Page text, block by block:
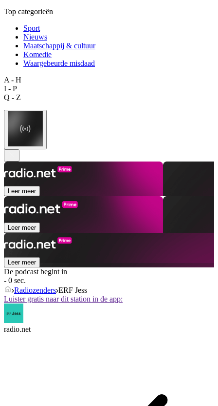
Top categorieën
Sport
Nieuws
Maatschappij & cultuur
Komedie
Waargebeurde misdaad
A - H
I - P
Q - Z
Leer meer
Leer meer
Leer meer
De podcast begint in
- 0 sec.
Radiozenders ERF Jess
Luister gratis naar dit station in de app:
radio.net